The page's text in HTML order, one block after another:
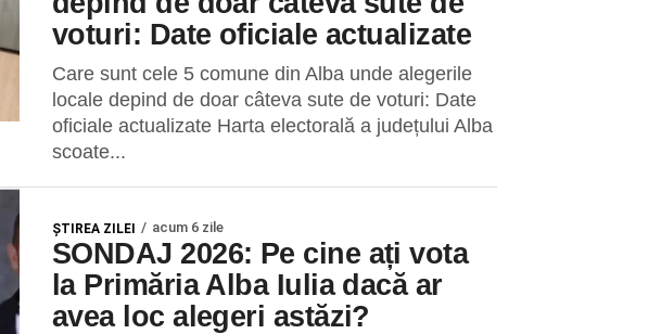
voturi: Date oficiale actualizate
Care sunt cele 5 comune din Alba unde alegerile
locale depind de doar câteva sute de voturi: Date
oficiale actualizate Harta electorală a județului Alba
scoate...
ŞTIREA ZILEI acum 6 zile
SONDAJ 2026: Pe cine ați vota
la Primăria Alba Iulia dacă ar
avea loc alegeri astăzi?